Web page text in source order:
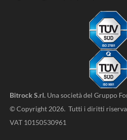
Bitrock S.rl. Una società del Gruppo
© Copyright 2026. Tutti i diritti
VAT 10150530961